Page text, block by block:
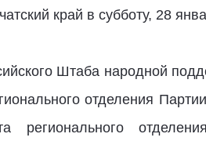
край в субботу, 28
Штаба народной
отделения
регионального